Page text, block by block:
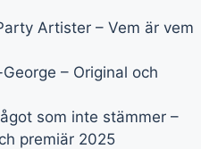
Artister – Vem är vem
– Original och
som inte stämmer –
premiär 2025